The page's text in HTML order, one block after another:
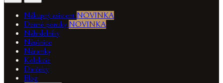
Nákupný asistent NOVINKA
Denné ponuky NOVINKA
Náhrdelníky
Náušnice
Náramky
Kolekcie
Darčeky
Blog